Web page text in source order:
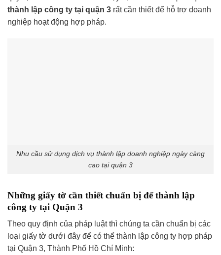
thành lập công ty tại quận 3 rất cần thiết để hỗ trợ doanh
nghiệp hoạt động hợp pháp.
Nhu cầu sử dụng dịch vụ thành lập doanh nghiệp ngày càng
cao tại quận 3
Những giấy tờ cần thiết chuẩn bị để thành lập
công ty tại Quận 3
Theo quy định của pháp luật thì chúng ta cần chuẩn bị các
loại giấy tờ dưới đây để có thể thành lập công ty hợp pháp
tại Quận 3, Thành Phố Hồ Chí Minh: